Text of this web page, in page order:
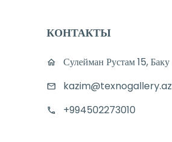
КОНТАКТЫ
Сулейман Рустам 15, Баку
kazim@texnogallery.az
+994502273010